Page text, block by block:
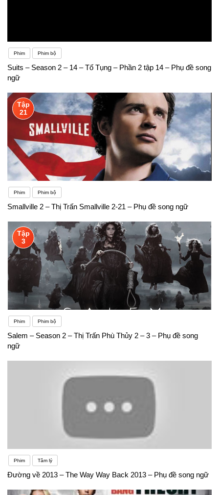
Phim Phim bộ
Suits – Season 2 – 14 – Tố Tụng – Phần 2 tập 14 – Phụ đề song
ngữ
Tập
21
Phim Phim bộ
Smallville 2 – Thị Trấn Smallville 2-21 – Phụ đề song ngữ
Tập
3
Phim Phim bộ
Salem – Season 2 – Thị Trấn Phù Thủy 2 – 3 – Phụ đề song
ngữ
Phim Tâm lý
Đường về 2013 – The Way Way Back 2013 – Phụ đề song ngữ